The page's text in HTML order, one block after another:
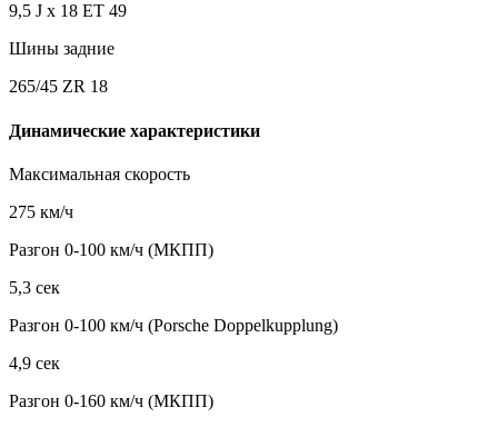
9,5 J x 18 ET 49
Шины задние
265/45 ZR 18
Динамические характеристики
Максимальная скорость
275 км/ч
Разгон 0-100 км/ч (МКПП)
5,3 сек
Разгон 0-100 км/ч (Porsche Doppelkupplung)
4,9 сек
Разгон 0-160 км/ч (МКПП)